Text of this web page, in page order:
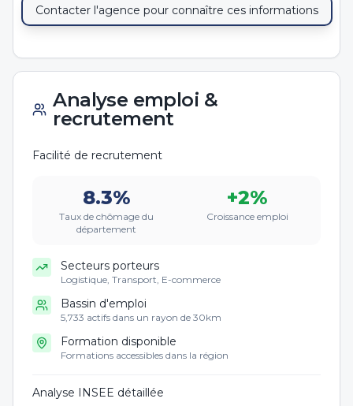
Contacter l'agence pour connaître ces informations
Analyse emploi &
recrutement
Facilité de recrutement
8.3%
Taux de chômage du
département
+2%
Croissance emploi
Secteurs porteurs
Logistique, Transport, E-commerce
Bassin d'emploi
5,733 actifs dans un rayon de 30km
Formation disponible
Formations accessibles dans la région
Analyse INSEE détaillée